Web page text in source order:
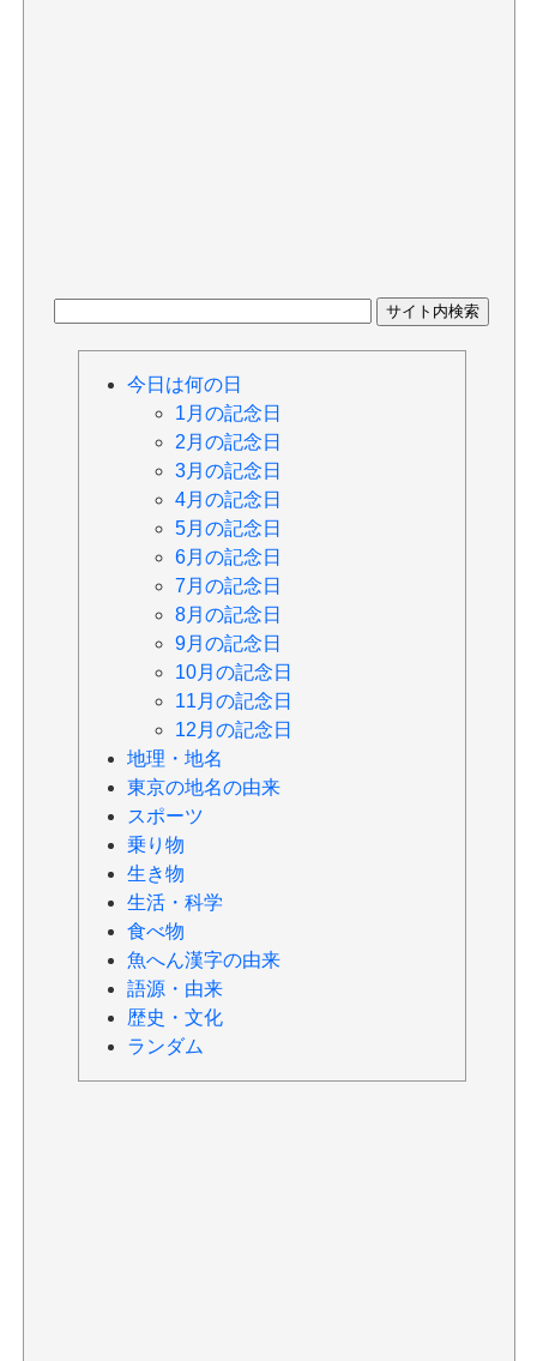
今日は何の日
1月の記念日
2月の記念日
3月の記念日
4月の記念日
5月の記念日
6月の記念日
7月の記念日
8月の記念日
9月の記念日
10月の記念日
11月の記念日
12月の記念日
地理・地名
東京の地名の由来
スポーツ
乗り物
生き物
生活・科学
食べ物
魚へん漢字の由来
語源・由来
歴史・文化
ランダム